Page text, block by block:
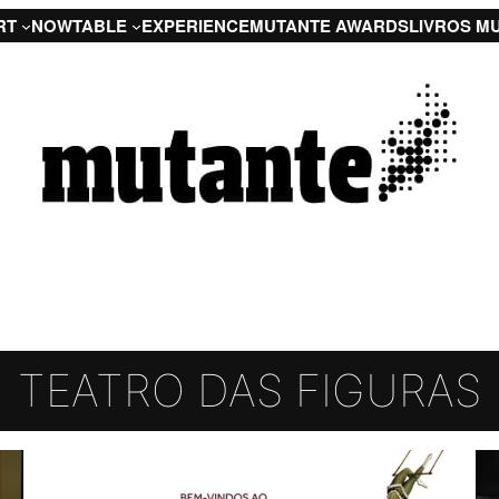
NOWTABLE EXPERIENCEMUTANTE AWARDSLIVROS
TEATRO DAS FIGURAS